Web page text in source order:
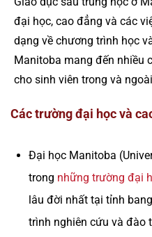
đại học, cao đẳng và các
dạng về chương trình học
Manitoba mang đến nhiều
cho sinh viên trong và
Các trường đại học và
Đại học Manitoba
trong những trường đại
lâu đời nhất tại tỉnh
trình nghiên cứu và đào